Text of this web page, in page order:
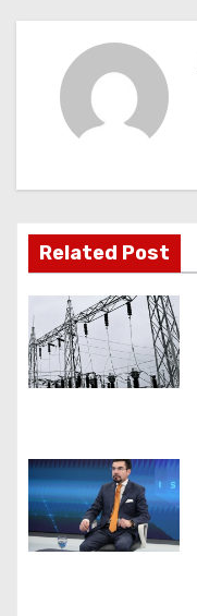
ó
n
d
e
e
t
r
a
Related Post